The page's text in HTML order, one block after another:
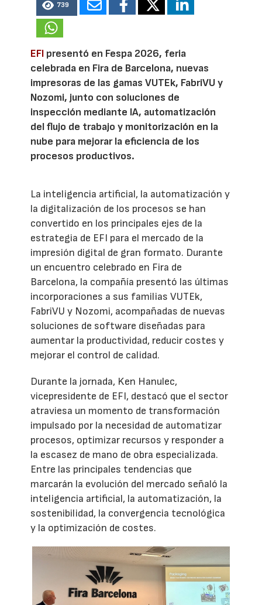
739
EFI presentó en Fespa 2026, feria
celebrada en Fira de Barcelona, nuevas
impresoras de las gamas VUTEk, FabriVU y
Nozomi, junto con soluciones de
inspección mediante IA, automatización
del flujo de trabajo y monitorización en la
nube para mejorar la eficiencia de los
procesos productivos.
La inteligencia artificial, la automatización y
la digitalización de los procesos se han
convertido en los principales ejes de la
estrategia de EFI para el mercado de la
impresión digital de gran formato. Durante
un encuentro celebrado en Fira de
Barcelona, la compañía presentó las últimas
incorporaciones a sus familias VUTEk,
FabriVU y Nozomi, acompañadas de nuevas
soluciones de software diseñadas para
aumentar la productividad, reducir costes y
mejorar el control de calidad.
Durante la jornada, Ken Hanulec,
vicepresidente de EFI, destacó que el sector
atraviesa un momento de transformación
impulsado por la necesidad de automatizar
procesos, optimizar recursos y responder a
la escasez de mano de obra especializada.
Entre las principales tendencias que
marcarán la evolución del mercado señaló la
inteligencia artificial, la automatización, la
sostenibilidad, la convergencia tecnológica
y la optimización de costes.